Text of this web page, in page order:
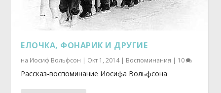
ЕЛОЧКА, ФОНАРИК И ДРУГИЕ
на Иосиф Вольфсон | Окт 1, 2014| Воспоминания | 10
Рассказ-воспоминание Иосифа Вольфсона